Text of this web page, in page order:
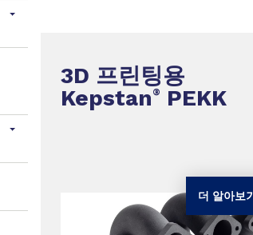
3D 프린팅용
Kepstan ® PEKK
더 알아보기